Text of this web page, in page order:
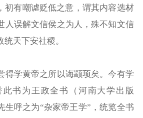
初有嘲谑贬低之意，谓其内容选材
人误解文信侯之为人，殊不知文信
天下安社稷。
学黄帝之所以诲颛顼矣。今有学
书为王政全书（河南大学出版
生呼之为“杂家帝王学”，统览全书